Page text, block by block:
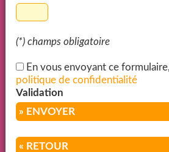
(*) champs obligatoire
En vous envoyant ce
politique de confidentialité
Validation
» ENVOYER
« RETOUR